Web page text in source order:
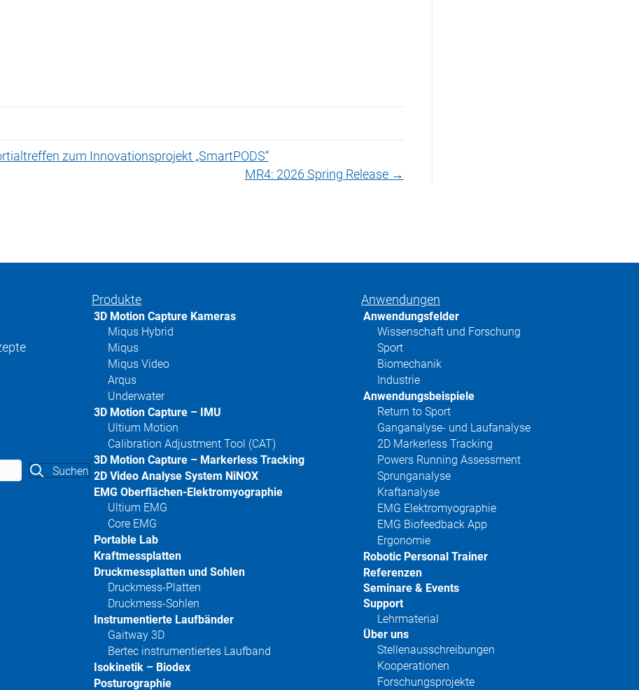
zum Innovationsprojekt „SmartPODS“
MR4: 2026 Spring Release →
Suchen
Produkte
3D Motion Capture Kameras
Miqus Hybrid
Miqus
Miqus Video
Arqus
Underwater
3D Motion Capture – IMU
Ultium Motion
Calibration Adjustment Tool (CAT)
3D Motion Capture – Markerless Tracking
2D Video Analyse System NiNOX
EMG Oberflächen-Elektromyographie
Ultium EMG
Core EMG
Portable Lab
Kraftmessplatten
Druckmessplatten und Sohlen
Druckmess-Platten
Druckmess-Sohlen
Instrumentierte Laufbänder
Gaitway 3D
Bertec instrumentiertes Laufband
Isokinetik – Biodex
Posturographie
Anwendungen
Anwendungsfelder
Wissenschaft und Forschung
Sport
Biomechanik
Industrie
Anwendungsbeispiele
Return to Sport
Ganganalyse- und Laufanalyse
2D Markerless Tracking
Powers Running Assessment
Sprunganalyse
Kraftanalyse
EMG Elektromyographie
EMG Biofeedback App
Ergonomie
Robotic Personal Trainer
Referenzen
Seminare & Events
Support
Lehrmaterial
Über uns
Stellenausschreibungen
Kooperationen
Forschungsprojekte